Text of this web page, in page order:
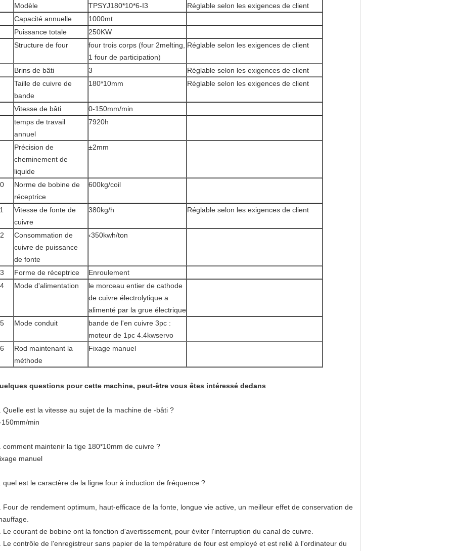
Modèle TPSYJ180*10*6-I3
Réglable selon les exigences de client
Capacité annuelle
1000mt
Puissance totale
250KW
Structure de four
four trois corps (four 2melting,
1 four de participation)
Réglable selon les exigences de client
Brins de bâti 3
Réglable selon les exigences de client
Taille de cuivre de
bande
180*10mm Réglable selon les exigences de client
Vitesse de bâti
0-150mm/min
temps de travail
annuel
7920h
Précision de
cheminement de
liquide
±2mm
Norme de bobine de
réceptrice
600kg/coil
Vitesse de fonte de
cuivre
380kg/h Réglable selon les exigences de client
Consommation de
cuivre de puissance
de fonte
‹350kwh/ton
Forme de réceptrice
Enroulement
Mode d'alimentation
le morceau entier de cathode
de cuivre électrolytique a
alimenté par la grue électrique
Mode conduit
bande de l'en cuivre 3pc :
moteur de 1pc 4.4kwservo
Rod maintenant la
méthode
Fixage manuel
questions pour cette machine, peut-être vous êtes intéressé dedans
Quelle est la vitesse au sujet de la machine de -bâti ?
150mm/min
comment maintenir la tige 180*10mm de cuivre ?
manuel
quel est le caractère de la ligne four à induction de fréquence ?
Four de rendement optimum, haut-efficace de la fonte, longue vie active, un meilleur effet de conservation de
Le courant de bobine ont la fonction d'avertissement, pour éviter l'interruption du canal de cuivre.
Le contrôle de l'enregistreur sans papier de la température de four est employé et est relié à l'ordinateur du